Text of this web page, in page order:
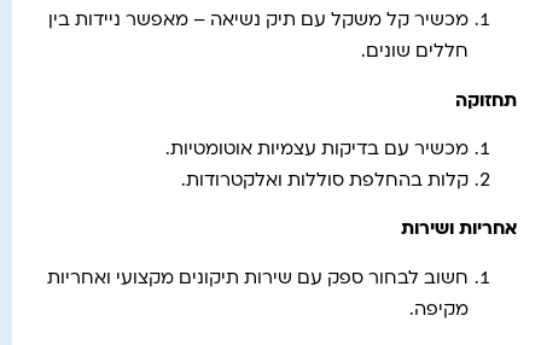
מכשיר קל משקל עם תיק נשיאה – מאפשר ניידות בין
חללים שונים.
תחזוקה
מכשיר עם בדיקות עצמיות אוטומטיות.
קלות בהחלפת סוללות ואלקטרודות.
אחריות ושירות
חשוב לבחור ספק עם שירות תיקונים מקצועי ואחריות
מקיפה.